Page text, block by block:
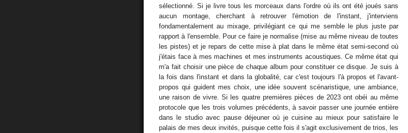
sélectionné. Si je livre tous les morceaux dans l'ordre où ils ont été joués sans
aucun montage, cherchant à retrouver l'émotion de l'instant, j'interviens
fondamentalement au mixage, privilégiant ce qui me semble le plus juste par
rapport à l'ensemble. Pour ce faire je normalise (mise au même niveau de toutes
les pistes) et je repars de cette mise à plat dans le même état semi-second où
j'étais face à mes machines et mes instruments acoustiques. Ce même état qui
m'a fait choisir une pièce de chaque album pour constituer ce disque. Je suis à
la fois dans l'instant et dans la globalité, car c'est toujours l'à propos et l'avant-
propos qui guident mes choix, une idée souvent scénaristique, une ambiance,
une raison de vivre. Si les quatre premières pièces de 2023 ont obéi au même
protocole que les trois volumes précédents, à savoir passer une journée entière
dans le studio avec pause déjeuner où je cuisine au mieux pour satisfaire le
palais de mes deux invités, puisque cette fois il s'agit exclusivement de trios, les